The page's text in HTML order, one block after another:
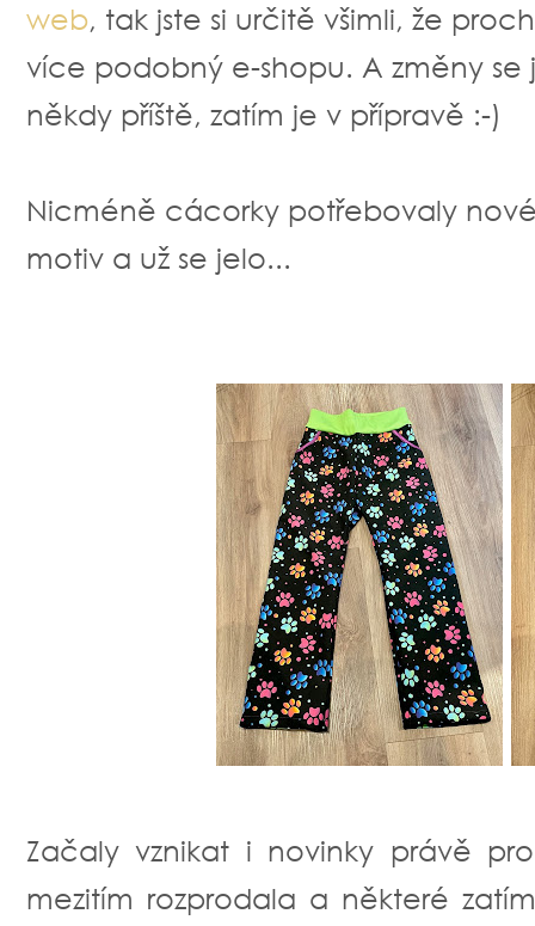
web, tak jste si určitě všimli, že
více podobný e-shopu. A změny
někdy příště, zatím je v přípravě :-)
Nicméně cácorky potřebovaly
motiv a už se jelo...
Začaly vznikat i novinky právě
mezitím rozprodala a některé